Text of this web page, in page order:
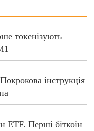
токенізують
інструкція
ETF. Перші біткоїн